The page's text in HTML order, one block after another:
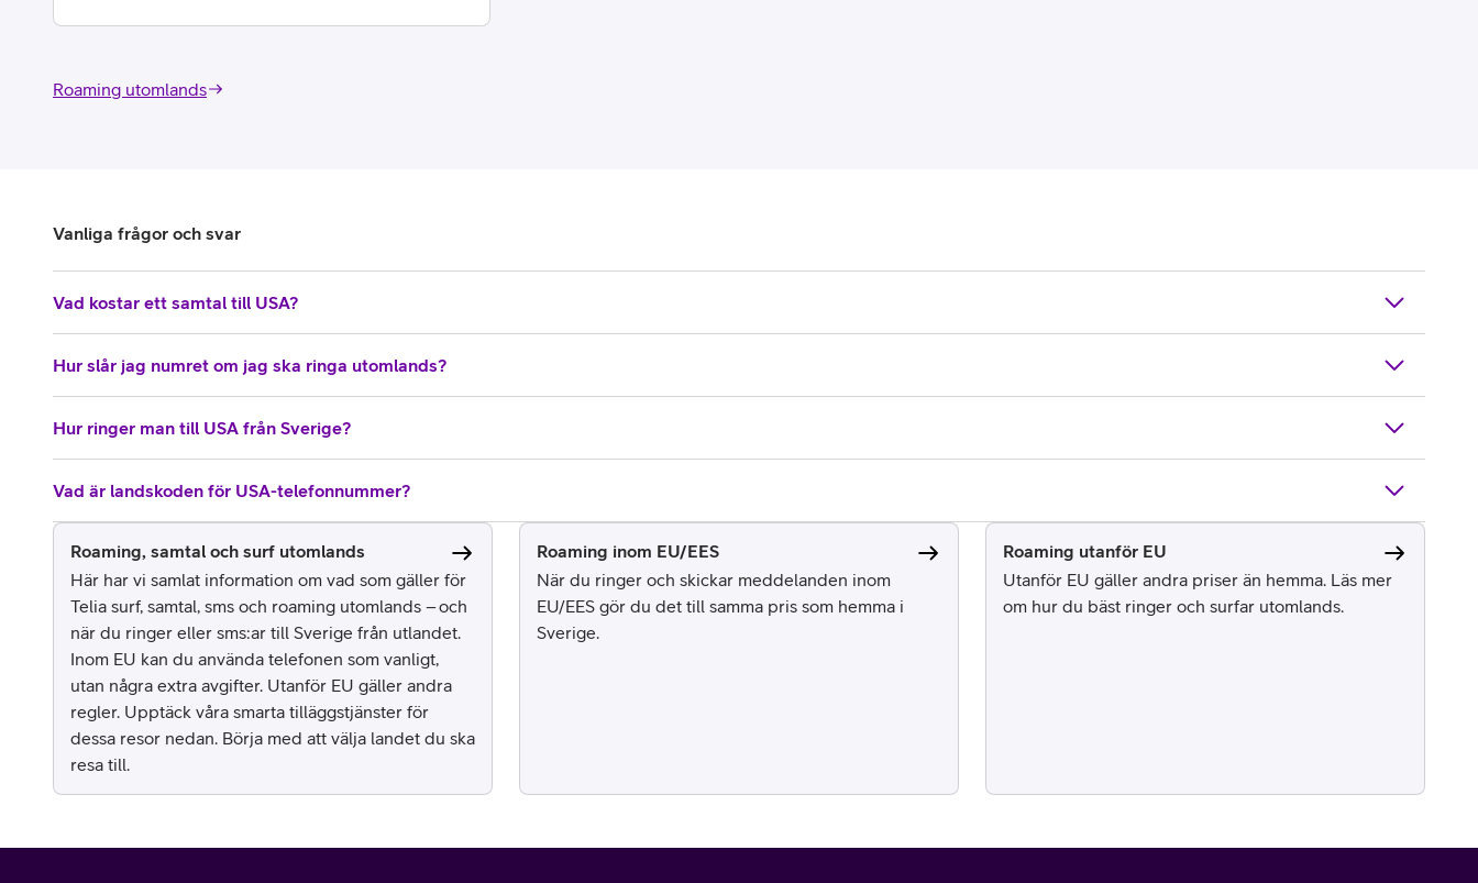
Roaming utomlands
Vanliga frågor och svar
Vad kostar ett samtal till USA?
Hur slår jag numret om jag ska ringa utomlands?
Hur ringer man till USA från Sverige?
Vad är landskoden för USA-telefonnummer?
Roaming, samtal och surf utomlands
Här har vi samlat information om vad som gäller för
Telia surf, samtal, sms och roaming utomlands – och
när du ringer eller sms:ar till Sverige från utlandet.
Inom EU kan du använda telefonen som vanligt,
utan några extra avgifter. Utanför EU gäller andra
regler. Upptäck våra smarta tilläggstjänster för
dessa resor nedan. Börja med att välja landet du ska
resa till.
Roaming inom EU/EES
När du ringer och skickar meddelanden inom
EU/EES gör du det till samma pris som hemma i
Sverige.
Roaming utanför EU
Utanför EU gäller andra priser än hemma. Läs mer
om hur du bäst ringer och surfar utomlands.